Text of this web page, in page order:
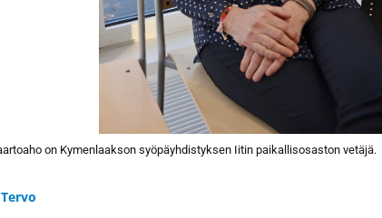
on Kymenlaakson syöpäyhdistyksen Iitin paikallisosaston vetäjä.